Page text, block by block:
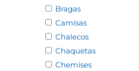
Bragas
Camisas
Chalecos
Chaquetas
Chemises